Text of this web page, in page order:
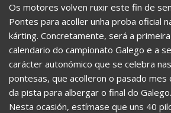
Os motores volven ruxir este fin de
Pontes para acoller unha proba oficial
kárting. Concretamente, será a
calendario do campionato Galego e a
carácter autonómico que se celebra
pontesas, que acolleron o pasado
da pista para albergar o final do Galego.
Nesta ocasión, estímase que uns 40